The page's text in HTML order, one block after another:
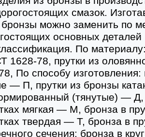
смазок.
можно заменить по
основных
По
1628-78, прутки из
По способу изготовления:
— П, прутки из бронзы
(тянутые) —
мягкая — М, бронза в
твердая — Т, бронза в
сечения: бронза в